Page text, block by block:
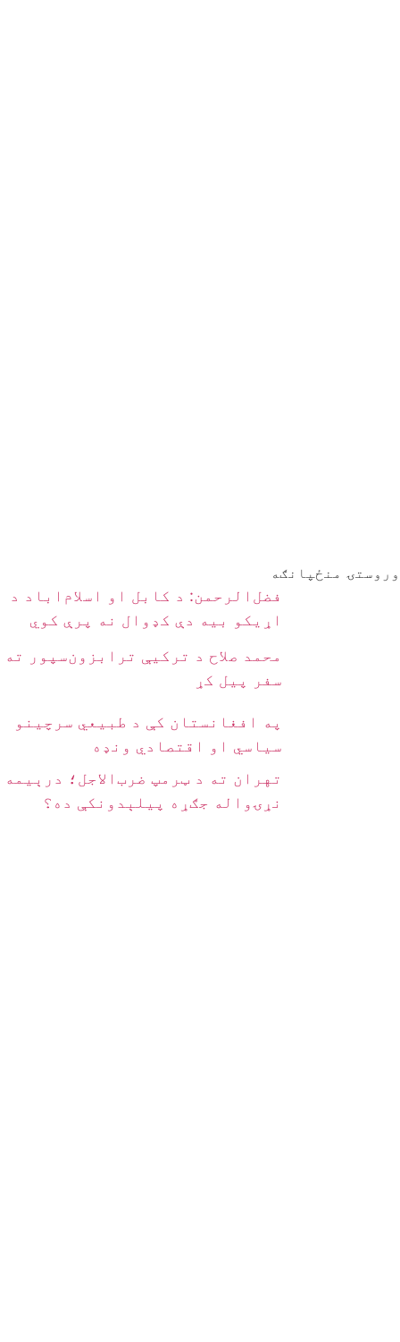
وروستۍ منځپانګه
فضل‌الرحمن: د کابل او اسلام‌اباد د
اړیکو بیه دې کډوال نه پرې کوي
محمد صلاح د ترکیې ترابزون‌سپور ته
سفر پیل کړ
په افغانستان کې د طبیعي سرچینو
سیاسي او اقتصادي ونډه
تهران ته د ټرمپ ضرب‌الاجل؛ درېیمه
نړۍواله جګړه پیلېدونکې ده؟